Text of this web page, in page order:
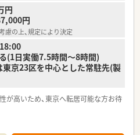
円
円
慮の上、規定により決定
(1日実働7.5時間～8時間)
東京23区を中心とした常駐先(製
が高いため、東京へ転居可能な方お待